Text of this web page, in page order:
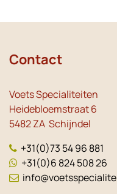
Contact
Voets Specialiteiten
Heidebloemstraat 6
5482 ZA Schijndel
+31(0)73 54 96 881
+31(0)6 824 508 26